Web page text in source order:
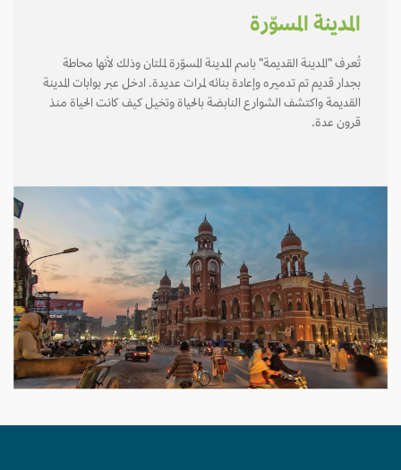
المدينة المسوّرة
تُعرف "المدينة القديمة" باسم المدينة المسوّرة لملتان وذلك لأنها محاطة
بجدار قديم تم تدميره وإعادة بنائه لمرات عديدة. ادخل عبر بوابات المدينة
القديمة واكتشف الشوارع النابضة بالحياة وتخيل كيف كانت الحياة منذ
قرون عدة.